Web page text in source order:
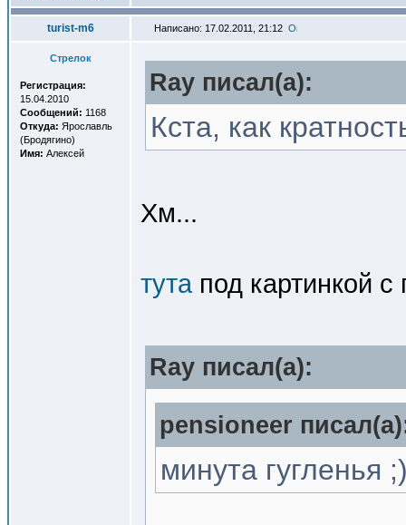
turist-m6 Написано: 17.02.2011, 21:12
Стрелок
Регистрация:
15.04.2010
Сообщений: 1168
Откуда: Ярославль
(Бродягино)
Имя: Алексей
Ray писал(a):
Кста, как
Хм...
тутапод картинкой
Ray писал(a):
pensioneer
минута гугленья